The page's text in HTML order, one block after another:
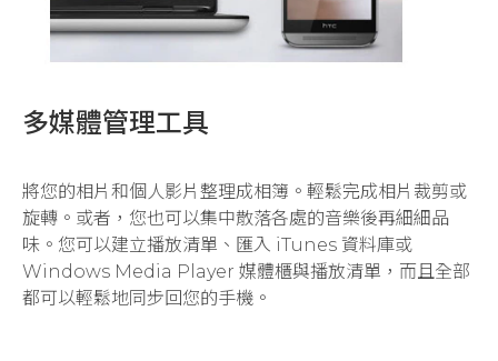
多媒體管理工具
將您的相片和個人影片整理成相簿。輕鬆完成相片裁剪或
旋轉。或者，您也可以集中散落各處的音樂後再細細品
味。您可以建立播放清單、匯入 iTunes 資料庫或
Windows Media Player 媒體櫃與播放清單，而且全部
都可以輕鬆地同步回您的手機。